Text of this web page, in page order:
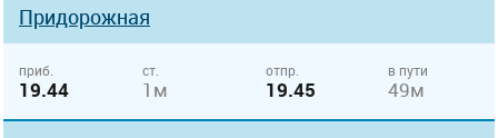
Придорожная
приб.
19.44
ст.
1м
отпр.
19.45
в пути
49м